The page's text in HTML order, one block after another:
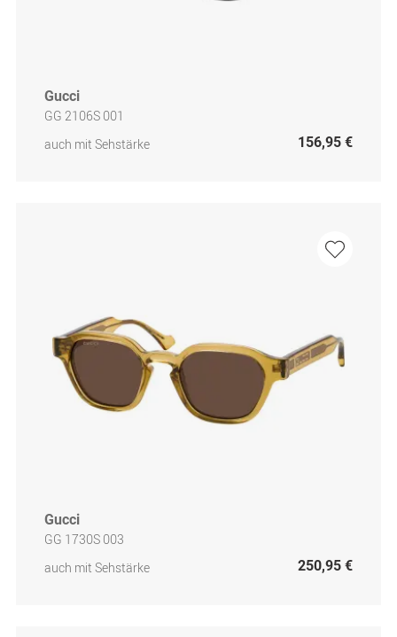
Gucci
GG 2106S 001
auch mit Sehstärke
156,95 €
Gucci
GG 1730S 003
auch mit Sehstärke
250,95 €